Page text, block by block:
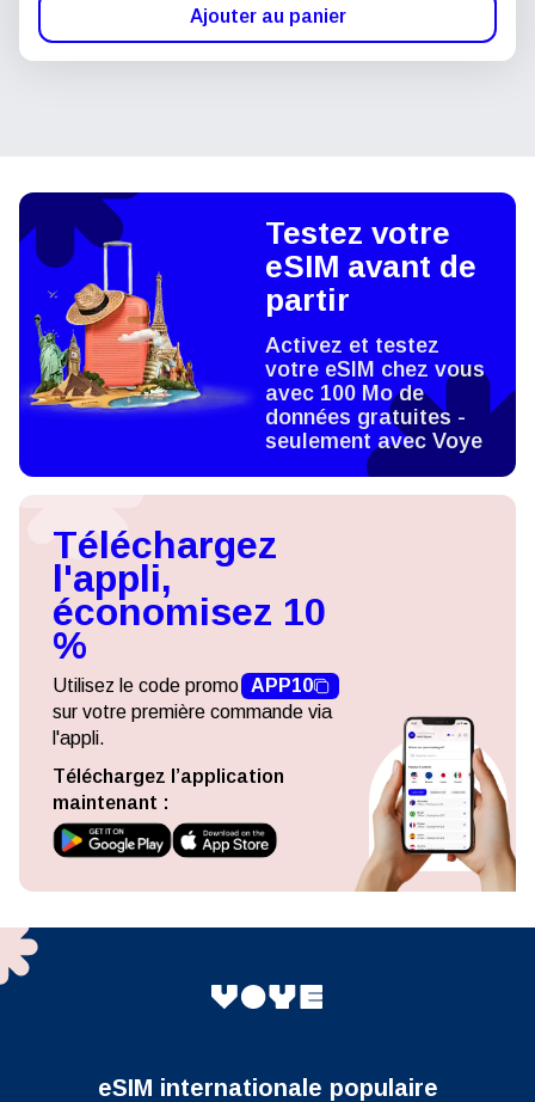
Ajouter au panier
Testez votre
eSIM avant de
partir
Activez et testez
votre eSIM chez vous
avec 100 Mo de
données gratuites -
seulement avec Voye
Téléchargez
l'appli,
économisez 10
%
Utilisez le code promo APP10
sur votre première commande via
l'appli.
Téléchargez l’application
maintenant :
eSIM internationale populaire